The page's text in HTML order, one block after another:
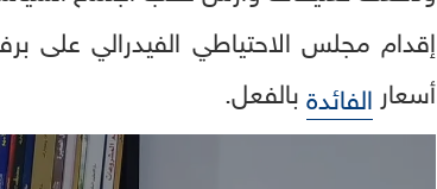
إقدام مجلس الاحتياطي الفيدرالي على
أسعار الفائدةبالفعل.